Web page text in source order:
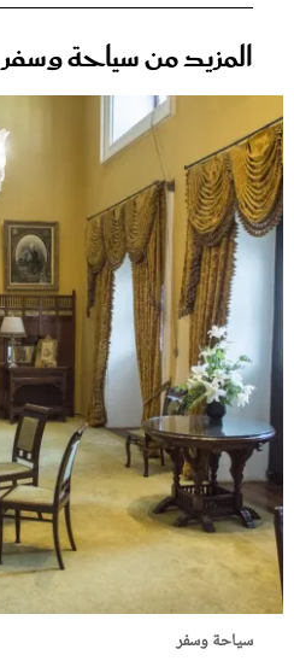
المزيد من سياحة وسفر
سياحة وسفر